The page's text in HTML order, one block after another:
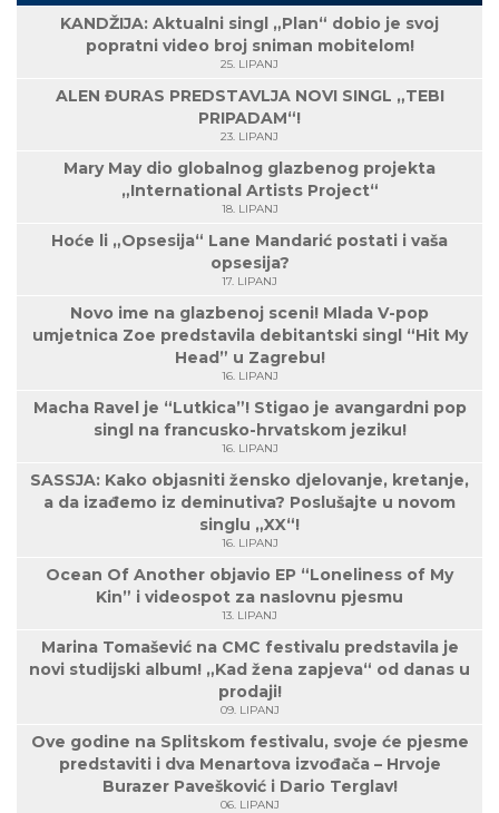
KANDŽIJA: Aktualni singl „Plan“ dobio je svoj
popratni video broj sniman mobitelom!
25. LIPANJ
ALEN ĐURAS PREDSTAVLJA NOVI SINGL „TEBI
PRIPADAM“!
23. LIPANJ
Mary May dio globalnog glazbenog projekta
„International Artists Project“
18. LIPANJ
Hoće li „Opsesija“ Lane Mandarić postati i vaša
opsesija?
17. LIPANJ
Novo ime na glazbenoj sceni! Mlada V-pop
umjetnica Zoe predstavila debitantski singl “Hit My
Head” u Zagrebu!
16. LIPANJ
Macha Ravel je “Lutkica”! Stigao je avangardni pop
singl na francusko-hrvatskom jeziku!
16. LIPANJ
SASSJA: Kako objasniti žensko djelovanje, kretanje,
a da izađemo iz deminutiva? Poslušajte u novom
singlu „XX“!
16. LIPANJ
Ocean Of Another objavio EP “Loneliness of My
Kin” i videospot za naslovnu pjesmu
13. LIPANJ
Marina Tomašević na CMC festivalu predstavila je
novi studijski album! „Kad žena zapjeva“ od danas u
prodaji!
09. LIPANJ
Ove godine na Splitskom festivalu, svoje će pjesme
predstaviti i dva Menartova izvođača – Hrvoje
Burazer Pavešković i Dario Terglav!
06. LIPANJ